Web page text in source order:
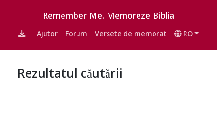
Remember Me. Memoreze Biblia
Ajutor Forum Versete de memorat RO
Rezultatul căutării